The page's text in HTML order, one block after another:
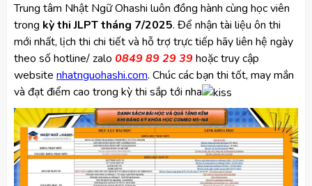
Trung tâm Nhật Ngữ Ohashi luôn đồng hành cùng học viên
trong kỳ thi JLPT tháng 7/2025. Để nhận tài liệu ôn thi
mới nhất, lịch thi chi tiết và hỗ trợ trực tiếp hãy liên hệ ngày
theo số hotline/ zalo 0849 89 29 39hoặc truy cập
website nhatnguohashi.com. Chúc các bạn thi tốt, may mắn
và đạt điểm cao trong kỳ thi sắp tới nha